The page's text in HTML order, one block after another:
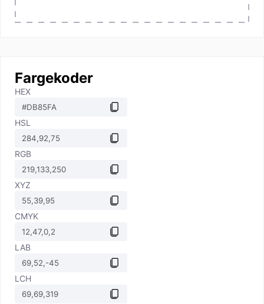
Fargekoder
HEX
HSL
RGB
XYZ
CMYK
LAB
LCH